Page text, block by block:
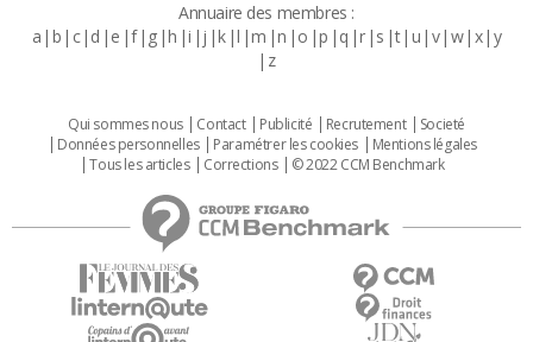
Annuaire des membres :
a b c d e f g h i j k l m n o p q r s t u v w x y
z
Qui sommes nous Contact Publicité Recrutement
Societé
Données personnelles
Paramétrer les cookies
Mentions légales
Tous les articles
Corrections © 2022 CCM Benchmark